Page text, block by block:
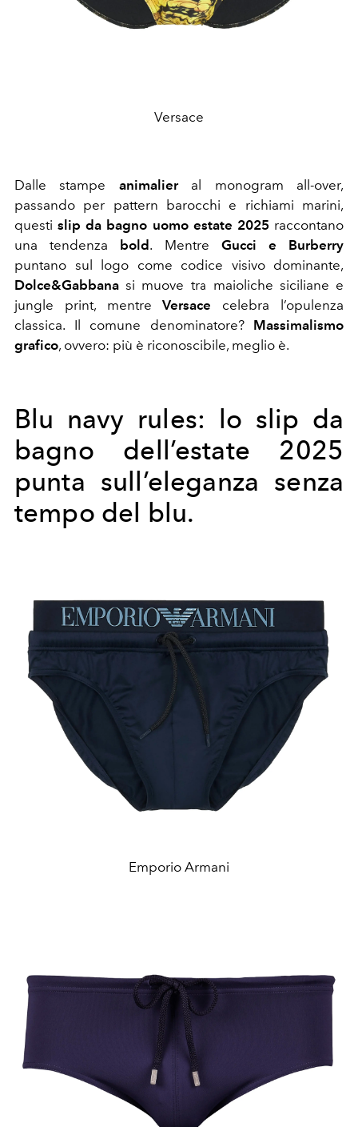
Versace
Dalle stampe animalieral monogram all-over,
passando per pattern barocchi e richiami marini,
questislip da bagno uomo estate 2025 raccontano
una tendenza bold. Mentre Gucci e Burberry
puntano sul logo come codice visivo dominante,
Dolce&Gabbana si muove tra maioliche siciliane e
jungle print, mentreVersace celebra l’opulenza
classica. Il comune denominatore? Massimalismo
grafico, ovvero: più è riconoscibile, meglio è.
Blu navy rules: lo slip da
bagno dell’estate 2025
punta sull’eleganza senza
tempo del blu.
Emporio Armani